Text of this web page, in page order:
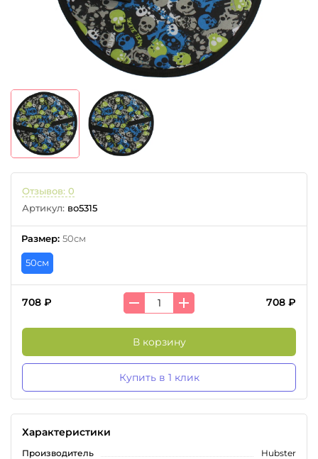
Отзывов: 0
Артикул: во5315
Размер: 50см
50см
708 ₽ 708 ₽
В корзину
Купить в 1 клик
Характеристики
Производитель Hubster